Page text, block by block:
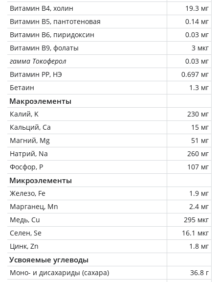
Витамин В4, холин
19.3 мг
Витамин В5, пантотеновая
0.14 мг
Витамин В6, пиридоксин
0.03 мг
Витамин В9, фолаты
3 мкг
гамма Токоферол
0.03 мг
Витамин РР, НЭ
0.697 мг
Бетаин
1.3 мг
Макроэлементы
Калий, K
230 мг
Кальций, Ca
15 мг
Магний, Mg
51 мг
Натрий, Na
260 мг
Фосфор, P
107 мг
Микроэлементы
Железо, Fe
1.9 мг
Марганец, Mn
2.4 мг
Медь, Cu
295 мкг
Селен, Se
16.1 мкг
Цинк, Zn
1.8 мг
Усвояемые углеводы
Моно- и дисахариды (сахара)
36.8 г